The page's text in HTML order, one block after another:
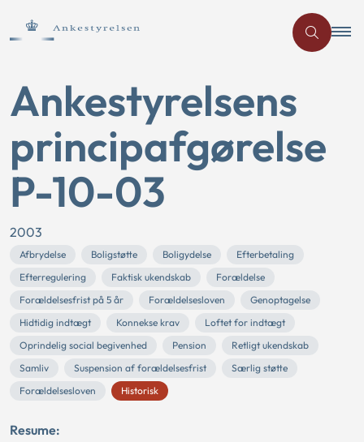
Ankestyrelsens
principafgørelse
P-10-03
2003
Afbrydelse Boligstøtte Boligydelse
Efterbetaling
Efterregulering
Faktisk ukendskab
Forældelse
Forældelsesfrist på 5 år
Forældelsesloven
Genoptagelse
Hidtidig indtægt
Konnekse krav
Loftet for indtægt
Oprindelig social begivenhed
Pension
Retligt ukendskab
Samliv
Suspension af forældelsesfrist
Særlig støtte
Forældelsesloven
Historisk
Resume: